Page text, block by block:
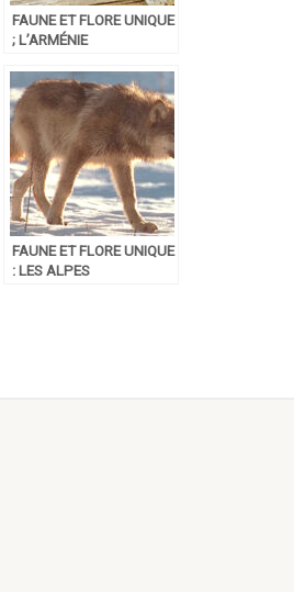
FAUNE ET FLORE UNIQUE
; L’ARMÉNIE
FAUNE ET FLORE UNIQUE
: LES ALPES